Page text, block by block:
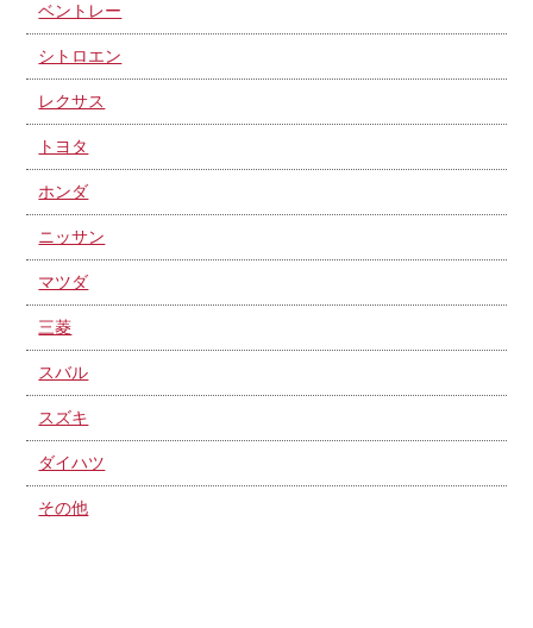
ベントレー
シトロエン
レクサス
トヨタ
ホンダ
ニッサン
マツダ
三菱
スバル
スズキ
ダイハツ
その他